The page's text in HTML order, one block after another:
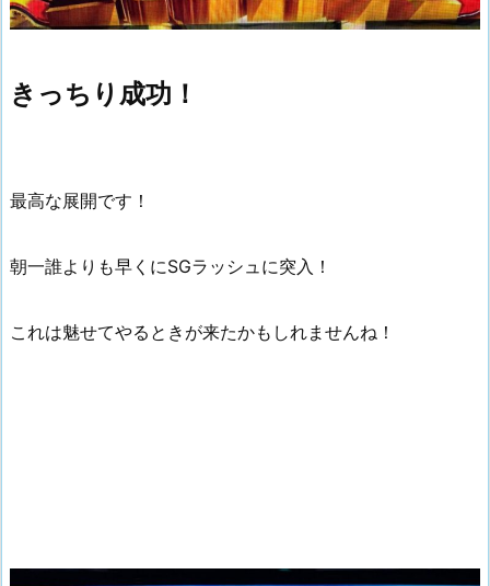
きっちり成功！
最高な展開です！
朝一誰よりも早くにSGラッシュに突入！
これは魅せてやるときが来たかもしれませんね！